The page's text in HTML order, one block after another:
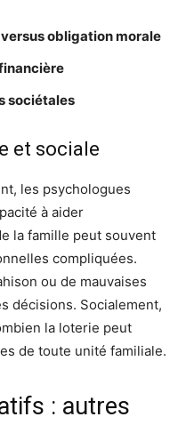
obligation morale
sociétales
et sociale
les psychologues
à aider
la famille peut souvent
compliquées.
ou de mauvaises
décisions. Socialement,
la loterie peut
de toute unité familiale.
: autres